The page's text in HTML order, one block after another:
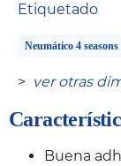
Etiquetado
Neumático 4 seasons
> ver otras
Buena